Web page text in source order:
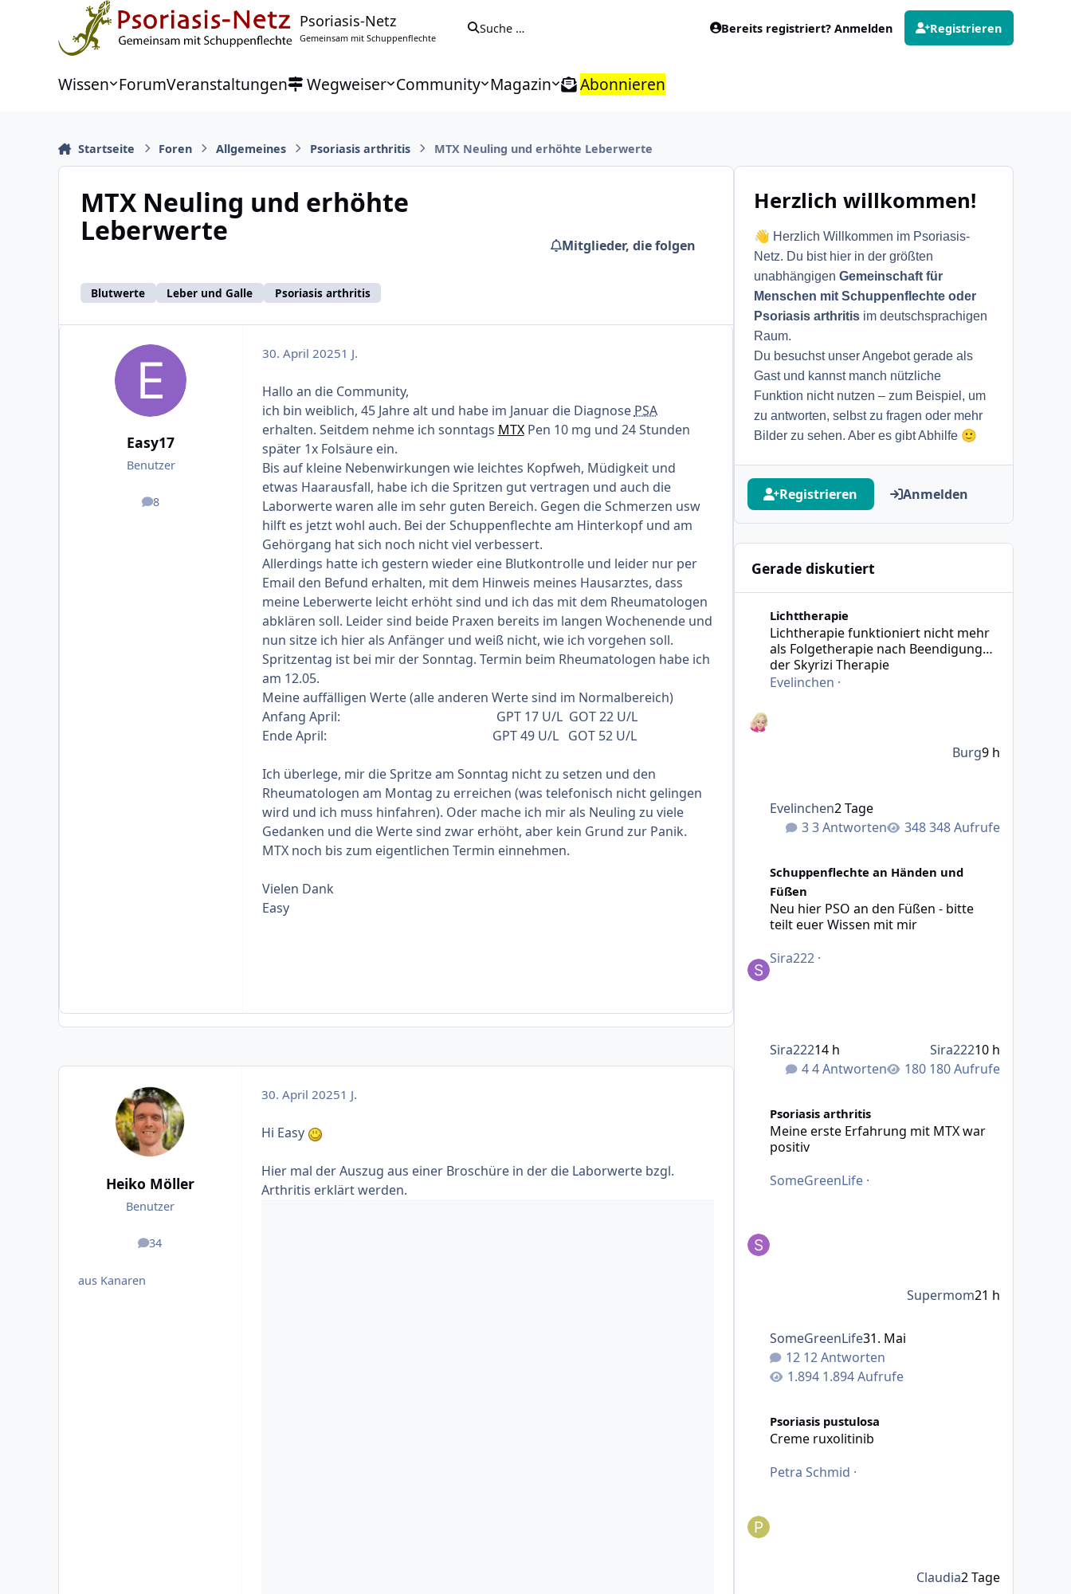
Zu Inhalt springen
Psoriasis-Netz
Gemeinsam mit Schuppenflechte
Suche … Bereits registriert? Anmelden Registrieren
Wissen ForumVeranstaltungen Wegweiser Community Magazin Abonnieren
Startseite Foren Allgemeines Psoriasis arthritis MTX Neuling und erhöhte Leberwerte
MTX Neuling und erhöhte
Leberwerte
Blutwerte Leber und Galle Psoriasis arthritis
Mitglieder, die folgen
Easy17
Benutzer
8
Beiträge
30. April 20251 J.
Hallo an die Community,
ich bin weiblich, 45 Jahre alt und habe im Januar die DiagnosePSA
erhalten. Seitdem nehme ich sonntags MTXPen 10 mg und 24 Stunden
später 1x Folsäure ein.
Bis auf kleine Nebenwirkungen wie leichtes Kopfweh, Müdigkeit und
etwas Haarausfall, habe ich die Spritzen gut vertragen und auch die
Laborwerte waren alle im sehr guten Bereich. Gegen die Schmerzen usw
hilft es jetzt wohl auch. Bei der Schuppenflechte am Hinterkopf und am
Gehörgang hat sich noch nicht viel verbessert.
Allerdings hatte ich gestern wieder eine Blutkontrolle und leider nur per
Email den Befund erhalten, mit dem Hinweis meines Hausarztes, dass
meine Leberwerte leicht erhöht sind und ich das mit dem Rheumatologen
abklären soll. Leider sind beide Praxen bereits im langen Wochenende und
nun sitze ich hier als Anfänger und weiß nicht, wie ich vorgehen soll.
Spritzentag ist bei mir der Sonntag. Termin beim Rheumatologen habe ich
am 12.05.
Meine auffälligen Werte (alle anderen Werte sind im Normalbereich)
Anfang April: GPT 17 U/L GOT 22 U/L
Ende April: GPT 49 U/L GOT 52 U/L
Ich überlege, mir die Spritze am Sonntag nicht zu setzen und den
Rheumatologen am Montag zu erreichen (was telefonisch nicht gelingen
wird und ich muss hinfahren). Oder mache ich mir als Neuling zu viele
Gedanken und die Werte sind zwar erhöht, aber kein Grund zur Panik.
MTX noch bis zum eigentlichen Termin einnehmen.
Vielen Dank
Easy
Heiko Möller
Benutzer
34
Beiträge
aus Kanaren
30. April 20251 J.
Hi Easy
Hier mal der Auszug aus einer Broschüre in der die Laborwerte bzgl.
Arthritis erklärt werden.
Herzlich willkommen!
👋 Herzlich Willkommen im Psoriasis-
Netz. Du bist hier in der größten
unabhängigenGemeinschaft für
Menschen mit Schuppenflechte oder
Psoriasis arthritis im deutschsprachigen
Raum.
Du besuchst unser Angebot gerade als
Gast und kannst manch nützliche
Funktion nicht nutzen – zum Beispiel, um
zu antworten, selbst zu fragen oder mehr
Bilder zu sehen. Aber es gibt Abhilfe 🙂
Registrieren Anmelden
Gerade diskutiert
Lichttherapie
Lichtherapie funktioniert nicht mehr
als Folgetherapie nach Beendigung
der Skyrizi Therapie
Evelinchen ·
3 Antworten 348 Aufrufe
Evelinchen2 Tage
Burg9 h
Schuppenflechte an Händen und
Füßen
Neu hier PSO an den Füßen - bitte
teilt euer Wissen mit mir
Sira222 ·
4 Antworten 180 Aufrufe
Sira22214 h Sira22210 h
Psoriasis arthritis
Meine erste Erfahrung mit MTX war
positiv
SomeGreenLife ·
12 Antworten
1.894 Aufrufe
SomeGreenLife31. Mai
Supermom21 h
Psoriasis pustulosa
Creme ruxolitinib
Petra Schmid ·
Claudia2 Tage